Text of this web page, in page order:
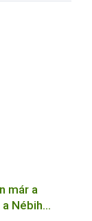
már a
Nébih